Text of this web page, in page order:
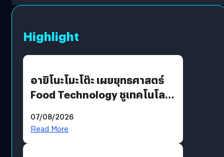
Highlight
อายิโนะโมะโต๊ะ เผยยุทธศาสตร์
Food Technology ชูเทคโนโลยี
บริโภคและ B2B
07/08/2026
Read More